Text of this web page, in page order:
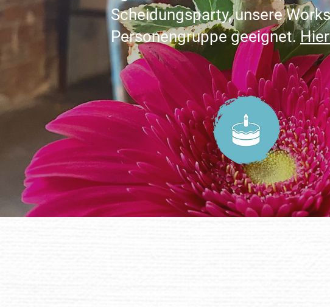
Scheidungsparty, unsere
Personengruppe geeignet.